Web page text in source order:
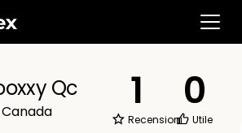
Qc
Canada 1
Recensioni
0
Utile